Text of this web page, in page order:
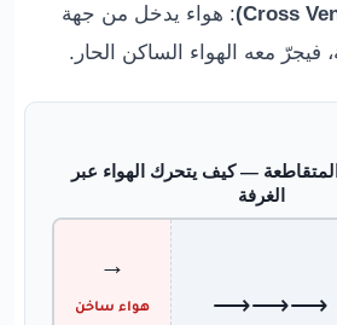
: هواء يدخل من جهة
معه الهواء الساكن الحار.
المتقاطعة — كيف يتحرك الهواء عبر
الغرفة
⟶⟶⟶
→
هواء ساخن